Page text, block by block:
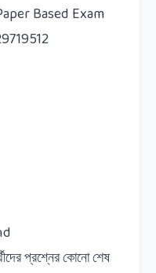
Paper Based Exam
প্রশ্নের কোনো শেষ